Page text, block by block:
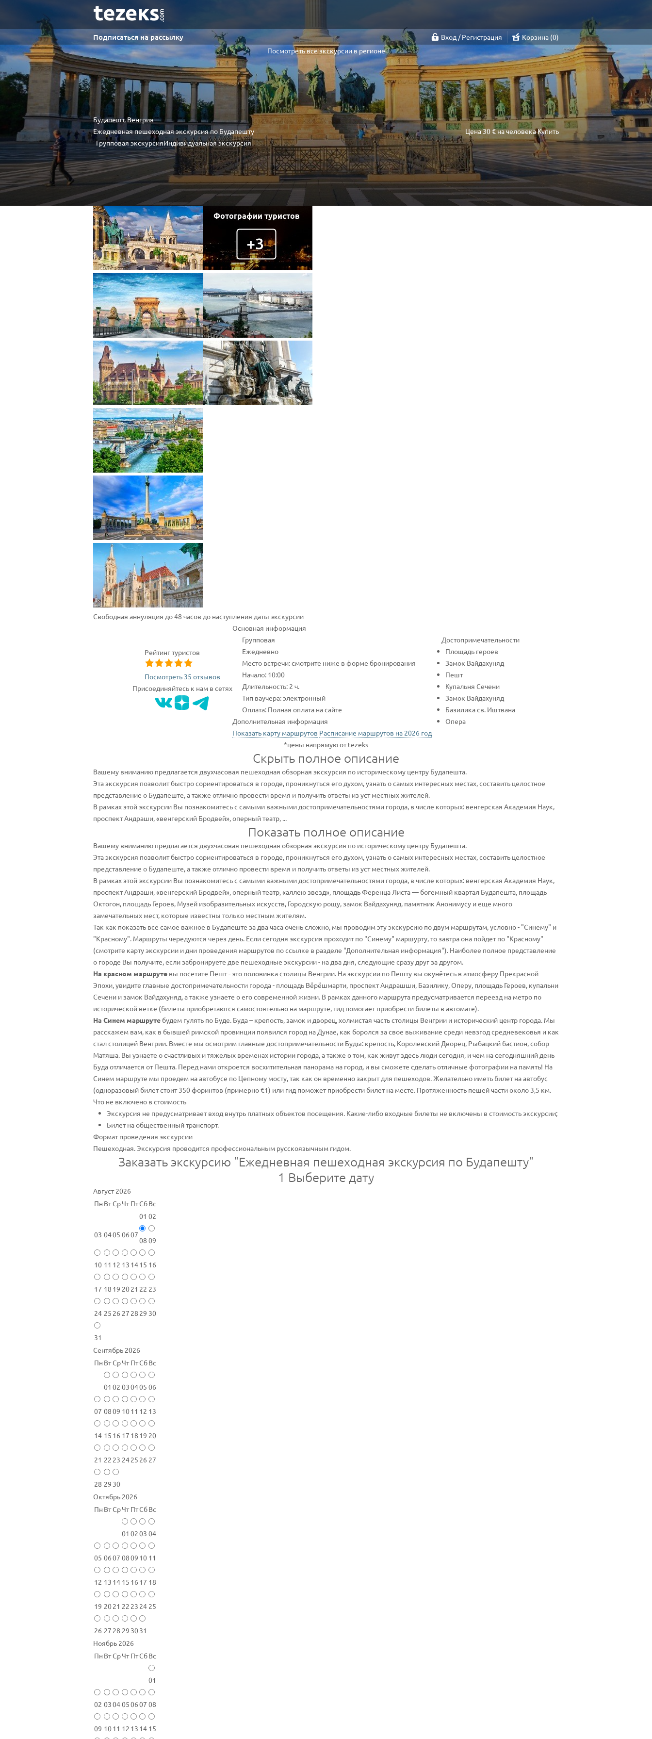
Подписаться на рассылку Вход / Регистрация Корзина 0
Посмотреть все экскурсии в регионе
Будапешт, Венгрия
Ежедневная пешеходная экскурсия по Будапешту
Групповая экскурсияИндивидуальная экскурсия
Цена30 €на человекаКупить
Свободная аннуляция до 48 часов до наступления даты экскурсии
Рейтинг туристов
Посмотреть 35 отзывов
Присоединяйтесь к нам в сетях
Основная информация
Групповая
Ежедневно
Место встречи: смотрите ниже в форме бронирования
Начало: 10:00
Длительность: 2 ч.
Тип ваучера: электронный
Оплата: Полная оплата на сайте
Дополнительная информация
Показать карту маршрутов Расписание маршрутов на 2026 год
Достопримечательности
Площадь героев
Замок Вайдахуняд
Пешт
Купальня Сечени
Замок Вайдахуняд
Базилика св. Иштвана
Опера
*цены напрямую от tezeks
Скрыть полное описание
Вашему вниманию предлагается двухчасовая пешеходная обзорная экскурсия по историческому центру Будапешта.
Эта экскурсия позволит быстро сориентироваться в городе, проникнуться его духом, узнать о самых интересных местах, составить целостное
представление о Будапеште, а также отлично провести время и получить ответы из уст местных жителей.
В рамках этой экскурсии Вы познакомитесь с самыми важными достопримечательностями города, в числе которых: венгерская Академия Наук,
проспект Андраши, «венгерский Бродвей», оперный театр, ...
Показать полное описание
Вашему вниманию предлагается двухчасовая пешеходная обзорная экскурсия по историческому центру Будапешта.
Эта экскурсия позволит быстро сориентироваться в городе, проникнуться его духом, узнать о самых интересных местах, составить целостное
представление о Будапеште, а также отлично провести время и получить ответы из уст местных жителей.
В рамках этой экскурсии Вы познакомитесь с самыми важными достопримечательностями города, в числе которых: венгерская Академия Наук,
проспект Андраши, «венгерский Бродвей», оперный театр, «аллею звезд», площадь Ференца Листа — богемный квартал Будапешта, площадь
Октогон, площадь Героев, Музей изобразительных искусств, Городскую рощу, замок Вайдахуняд, памятник Анонимусу и еще много
замечательных мест, которые известны только местным жителям.
Так как показать все самое важное в Будапеште за два часа очень сложно, мы проводим эту экскурсию по двум маршрутам, условно - "Синему" и
"Красному". Маршруты чередуются через день. Если сегодня экскурсия проходит по "Синему" маршурту, то завтра она пойдет по "Красному"
(смотрите карту экскурсии и дни проведения маршрутов по ссылке в разделе "Дополнительная информация"). Наиболее полное представление
о городе Вы получите, если забронируете две пешеходные экскурсии - на два дня, следующие сразу друг за другом.
На красном маршруте вы посетите Пешт - это половинка столицы Венгрии. На экскурсии по Пешту вы окунётесь в атмосферу Прекрасной
Эпохи, увидите главные достопримечательности города - площадь Вёрёшмарти, проспект Андрашши, Базилику, Оперу, площадь Героев, купальни
Сечени и замок Вайдахуняд, а также узнаете о его современной жизни. В рамках данного маршрута предусматривается переезд на метро по
исторической ветке (билеты приобретаются самостоятельно на маршруте, гид помогает приобрести билеты в автомате).
На Синем маршруте будем гулять по Буде. Буда – крепость, замок и дворец, холмистая часть столицы Венгрии и исторический центр города. Мы
расскажем вам, как в бывшей римской провинции появился город на Дунае, как боролся за свое выживание среди невзгод средневековья и как
стал столицей Венгрии. Вместе мы осмотрим главные достопримечательности Буды: крепость, Королевский Дворец, Рыбацкий бастион, собор
Матяша. Вы узнаете о счастливых и тяжелых временах истории города, а также о том, как живут здесь люди сегодня, и чем на сегодняшний день
Буда отличается от Пешта. Перед нами откроется восхитительная панорама на город, и вы сможете сделать отличные фотографии на память! На
Синем маршруте мы проедем на автобусе по Цепному мосту, так как он временно закрыт для пешеходов. Желательно иметь билет на автобус
(одноразовый билет стоит 350 форинтов (примерно €1) или гид поможет приобрести билет на месте. Протяженность пешей части около 3,5 км.
Что не включено в стоимость
Экскурсия не предусматривает вход внутрь платных объектов посещения. Какие-либо входные билеты не включены в стоимость экскурсии;
Билет на общественный транспорт.
Формат проведения экскурсии
Пешеходная. Экскурсия проводится профессиональным русскоязычным гидом.
Заказать экскурсию "Ежедневная пешеходная экскурсия по Будапешту"
1 Выберите дату
Август 2026
Пн ВтСрЧт ПтСбВс
01 02
03 0405 0607
08 09
10 11 12 13 1415 16
17 18 19 2021 22 23
24 25 26 27 28 29 30
31
Сентябрь 2026
Пн ВтСрЧт ПтСбВс
01 02 030405 06
07 0809 1011 12 13
14 15 16 17 18 19 20
21 22 23 2425 26 27
28 29 30
Октябрь 2026
Пн ВтСрЧт ПтСбВс
01 0203 04
05 0607 0809 10 11
12 13 14 15 16 17 18
19 2021 22 23 24 25
26 27 28 29 3031
Ноябрь 2026
Пн ВтСрЧт ПтСбВс
01
02 0304050607 08
09 1011 12 13 14 15